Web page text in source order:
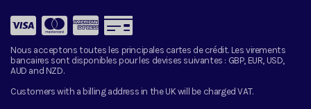
Nous acceptons toutes les principales cartes de crédit. Les virements
bancaires sont disponibles pour les devises suivantes : GBP, EUR, USD,
AUD and NZD.
Customers with a billing address in the UK will be charged VAT.